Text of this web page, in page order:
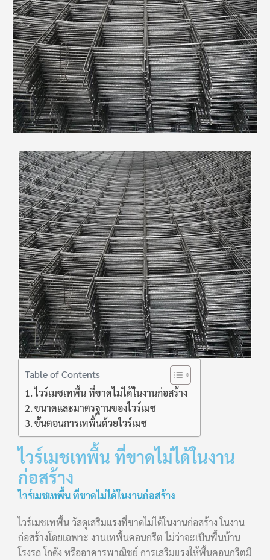
Table of Contents
ไวร์เมชเทพื้น ที่ขาดไม่ได้ในงานก่อสร้าง
ขนาดและมาตรฐานของไวร์เมช
ขั้นตอนการเทพื้นด้วยไวร์เมช
ไวร์เมชเทพื้น ที่ขาดไม่ได้ในงาน
ก่อสร้าง
ไวร์เมชเทพื้น ที่ขาดไม่ได้ในงานก่อสร้าง
ไวร์เมชเทพื้น วัสดุเสริมแรงที่ขาดไม่ได้ในงานก่อสร้าง ในงาน
ก่อสร้างโดยเฉพาะ งานเทพื้นคอนกรีต ไม่ว่าจะเป็นพื้นบ้าน
โรงรถ โกดัง หรืออาคารพาณิชย์ การเสริมแรงให้พื้นคอนกรีตมี